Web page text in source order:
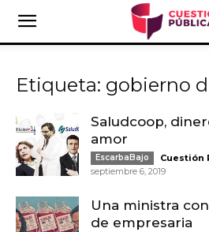
Etiqueta: gobierno
Saludcoop,
amor
EscarbaBajo Cuestión
septiembre 6, 2019
Una ministra
de empresaria